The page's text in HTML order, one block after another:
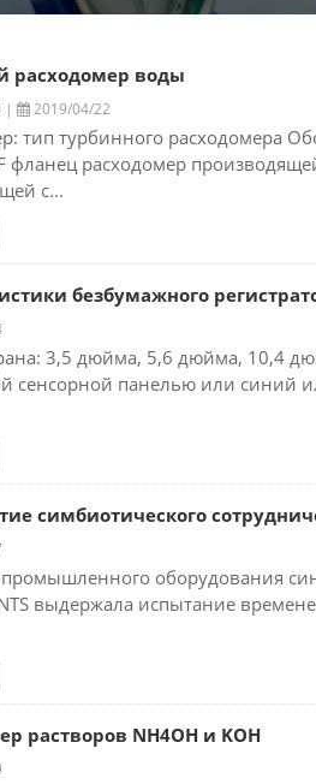
расходомер воды
| 2019/04/22
тип турбинного расходомера
фланец расходомер
с...
безбумажного
3,5 дюйма, 5,6 дюйма, 10,4
сенсорной панелью или синий
симбиотического
оборудования
выдержала испытание
растворов NH4OH и KOH